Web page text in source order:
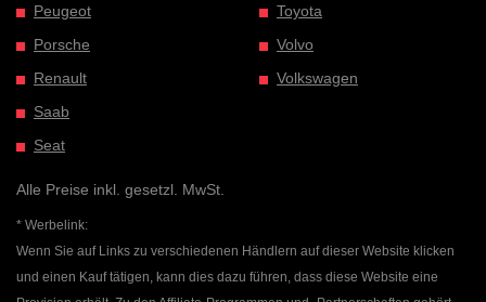
Peugeot
Porsche
Renault
Saab
Seat
Toyota
Volvo
Volkswagen
Alle Preise inkl. gesetzl. MwSt.
* Werbelink:
Wenn Sie auf Links zu verschiedenen Händlern auf dieser Website klicken
und einen Kauf tätigen, kann dies dazu führen, dass diese Website eine